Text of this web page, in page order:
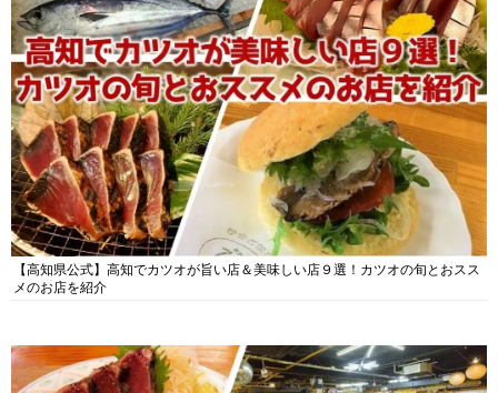
【高知県公式】高知でカツオが旨い店＆美味しい店９選！カツオの旬とおスス
メのお店を紹介